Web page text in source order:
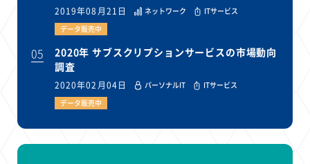
2019年08月21日 ネットワーク
ITサービス
データ販売中
05
2020年 サブスクリプションサービスの市場動向
調査
2020年02月04日 パーソナルIT
ITサービス
データ販売中